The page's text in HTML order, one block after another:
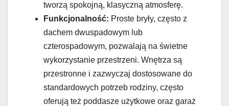
tworzą spokojną, klasyczną atmosferę.
Funkcjonalność: Proste bryły, często z
dachem dwuspadowym lub
czterospadowym, pozwalają na świetne
wykorzystanie przestrzeni. Wnętrza są
przestronne i zazwyczaj dostosowane do
standardowych potrzeb rodziny, często
oferują też poddasze użytkowe oraz garaż